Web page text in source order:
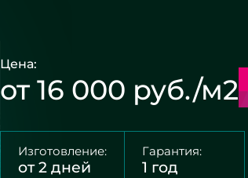
Цена:
от 16 000 руб./м2
Изготовление:
от 2 дней
Гарантия:
1 год